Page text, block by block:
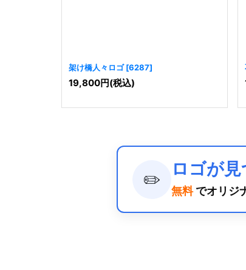
架け橋人々ロゴ [6287]
19,800円(税込)
✏️
ロゴが
無料 でオリジ